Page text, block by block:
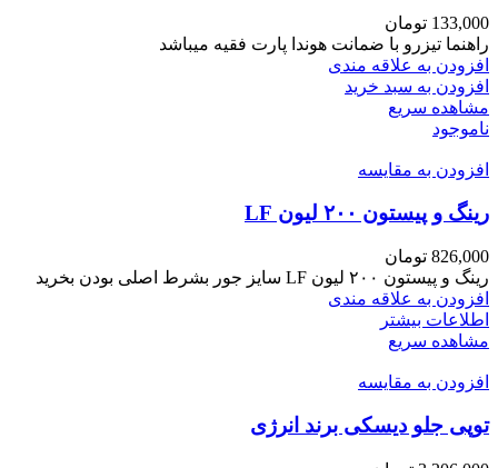
133,000 تومان
راهنما تیزرو با ضمانت هوندا پارت فقیه میباشد
افزودن به علاقه مندی
افزودن به سبد خرید
مشاهده سریع
ناموجود
افزودن به مقایسه
رینگ و پیستون ۲۰۰ لیون LF
826,000 تومان
رینگ و پیستون ۲۰۰ لیون LF سایز جور بشرط اصلی بودن بخرید
افزودن به علاقه مندی
اطلاعات بیشتر
مشاهده سریع
افزودن به مقایسه
توپی جلو دیسکی برند انرژی